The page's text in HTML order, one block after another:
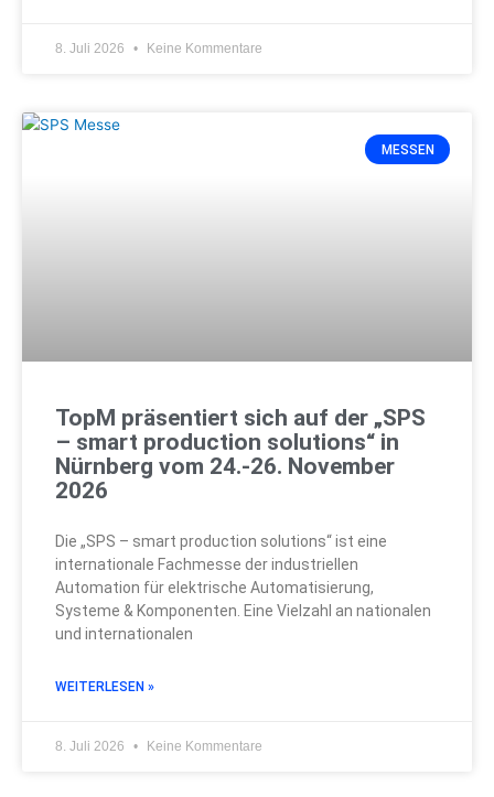
8. Juli 2026 Keine Kommentare
MESSEN
TopM präsentiert sich auf der „SPS
– smart production solutions“ in
Nürnberg vom 24.-26. November
2026
Die „SPS – smart production solutions“ ist eine
internationale Fachmesse der industriellen
Automation für elektrische Automatisierung,
Systeme & Komponenten. Eine Vielzahl an nationalen
und internationalen
WEITERLESEN »
8. Juli 2026 Keine Kommentare